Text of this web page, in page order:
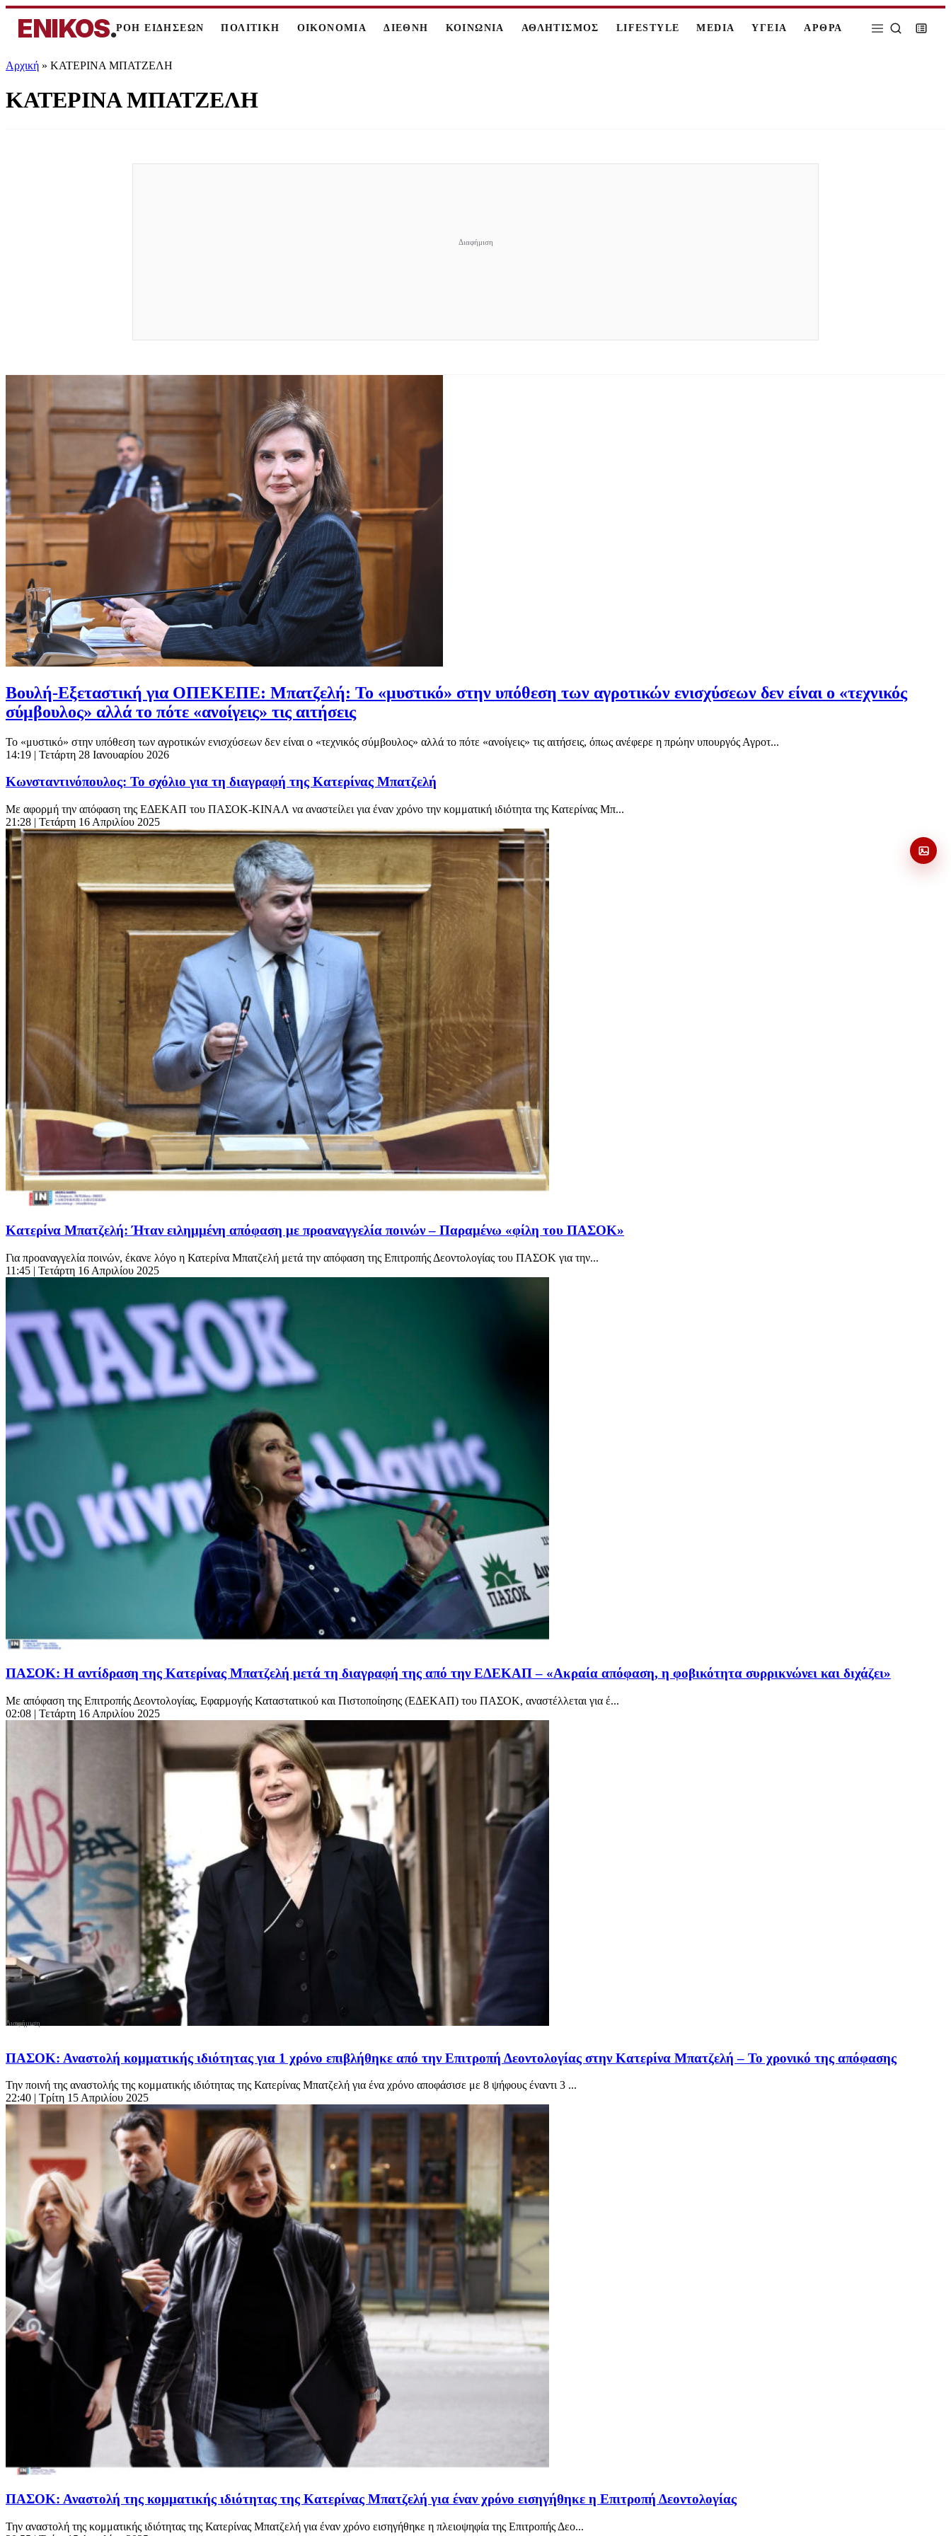
ENIKOS.ΡΟΗ ΕΙΔΗΣΕΩΝ ΠΟΛΙΤΙΚΗ ΟΙΚΟΝΟΜΙΑ ΔΙΕΘΝΗ ΚΟΙΝΩΝΙΑ ΑΘΛΗΤΙΣΜΟΣ LIFESTYLE MEDIA ΥΓΕΙΑ ΑΡΘΡΑ
Αρχική » ΚΑΤΕΡΙΝΑ ΜΠΑΤΖΕΛΗ
ΚΑΤΕΡΙΝΑ ΜΠΑΤΖΕΛΗ
Βουλή-Εξεταστική για ΟΠΕΚΕΠΕ: Μπατζελή: Το «μυστικό» στην υπόθεση των αγροτικών ενισχύσεων δεν είναι ο «τεχνικός
σύμβουλος» αλλά το πότε «ανοίγεις» τις αιτήσεις
Το «μυστικό» στην υπόθεση των αγροτικών ενισχύσεων δεν είναι ο «τεχνικός σύμβουλος» αλλά το πότε «ανοίγεις» τις αιτήσεις, όπως ανέφερε η πρώην υπουργός Αγροτ...
14:19 | Τετάρτη 28 Ιανουαρίου 2026
Κωνσταντινόπουλος: Το σχόλιο για τη διαγραφή της Κατερίνας Μπατζελή
Με αφορμή την απόφαση της ΕΔΕΚΑΠ του ΠΑΣΟΚ-ΚΙΝΑΛ να αναστείλει για έναν χρόνο την κομματική ιδιότητα της Κατερίνας Μπ...
21:28 | Τετάρτη 16 Απριλίου 2025
Κατερίνα Μπατζελή: Ήταν ειλημμένη απόφαση με προαναγγελία ποινών – Παραμένω «φίλη του ΠΑΣΟΚ»
Για προαναγγελία ποινών, έκανε λόγο η Κατερίνα Μπατζελή μετά την απόφαση της Επιτροπής Δεοντολογίας του ΠΑΣΟΚ για την...
11:45 | Τετάρτη 16 Απριλίου 2025
ΠΑΣΟΚ: Η αντίδραση της Κατερίνας Μπατζελή μετά τη διαγραφή της από την ΕΔΕΚΑΠ – «Ακραία απόφαση, η φοβικότητα συρρικνώνει και διχάζει»
Με απόφαση της Επιτροπής Δεοντολογίας, Εφαρμογής Καταστατικού και Πιστοποίησης (ΕΔΕΚΑΠ) του ΠΑΣΟΚ, αναστέλλεται για έ...
02:08 | Τετάρτη 16 Απριλίου 2025
ΠΑΣΟΚ: Αναστολή κομματικής ιδιότητας για 1 χρόνο επιβλήθηκε από την Επιτροπή Δεοντολογίας στην Κατερίνα Μπατζελή – Το χρονικό της απόφασης
Την ποινή της αναστολής της κομματικής ιδιότητας της Κατερίνας Μπατζελή για ένα χρόνο αποφάσισε με 8 ψήφους έναντι 3 ...
22:40 | Τρίτη 15 Απριλίου 2025
ΠΑΣΟΚ: Αναστολή της κομματικής ιδιότητας της Κατερίνας Μπατζελή για έναν χρόνο εισηγήθηκε η Επιτροπή Δεοντολογίας
Την αναστολή της κομματικής ιδιότητας της Κατερίνας Μπατζελή για έναν χρόνο εισηγήθηκε η πλειοψηφία της Επιτροπής Δεο...